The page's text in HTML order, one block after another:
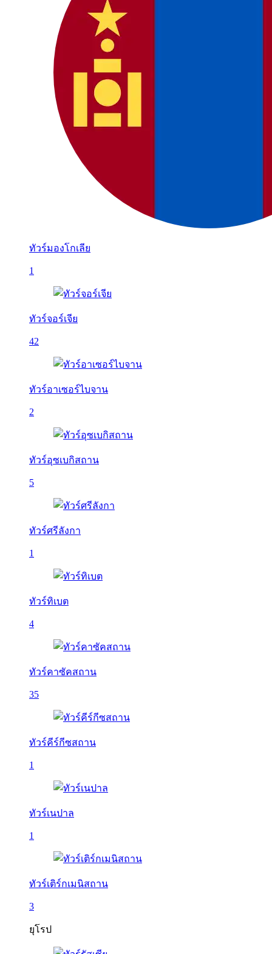
ทัวร์มองโกเลีย
1
ทัวร์จอร์เจีย
42
ทัวร์อาเซอร์ไบจาน
2
ทัวร์อุซเบกิสถาน
5
ทัวร์ศรีลังกา
1
ทัวร์ทิเบต
4
ทัวร์คาซัคสถาน
35
ทัวร์คีร์กีซสถาน
1
ทัวร์เนปาล
1
ทัวร์เติร์กเมนิสถาน
3
ยุโรป